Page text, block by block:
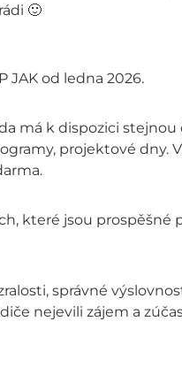
🙂
JAK od ledna 2026.
má k dispozici stejnou
projektové dny.
které jsou prospěšné
správné
nejevili zájem a